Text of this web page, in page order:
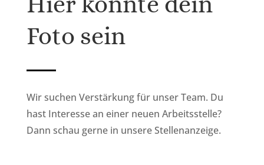
Foto sein
Wir suchen Verstärkung für unser Team. Du
hast Interesse an einer neuen Arbeitsstelle?
Dann schau gerne in unsere Stellenanzeige.